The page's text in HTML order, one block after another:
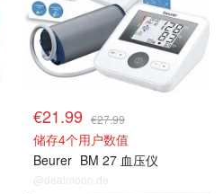
€21.99 €27.99
储存4个用户数值
Beurer BM 27 血压仪
@dealmoon.de